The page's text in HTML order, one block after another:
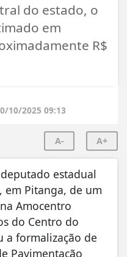
do estado, o
em
R$
10/2025 09:13
A- A+
estadual
em Pitanga, de um
Amocentro
do Centro do
a formalização de
Pavimentação